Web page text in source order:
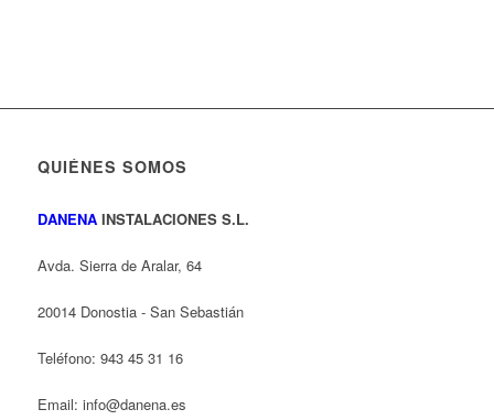
QUIÉNES SOMOS
DANENAINSTALACIONES S.L.
Avda. Sierra de Aralar, 64
20014 Donostia - San Sebastián
Teléfono: 943 45 31 16
Email: info@danena.es